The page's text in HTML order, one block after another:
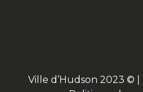
Ville d’Hudson 2023 © |